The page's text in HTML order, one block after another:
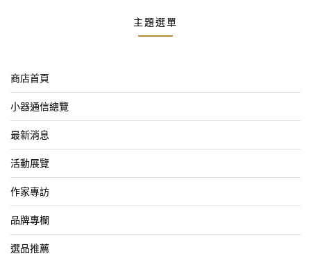
主題選單
商店首頁
小器通信總覽
最新消息
活動展覽
作家專訪
品牌專欄
選品推薦